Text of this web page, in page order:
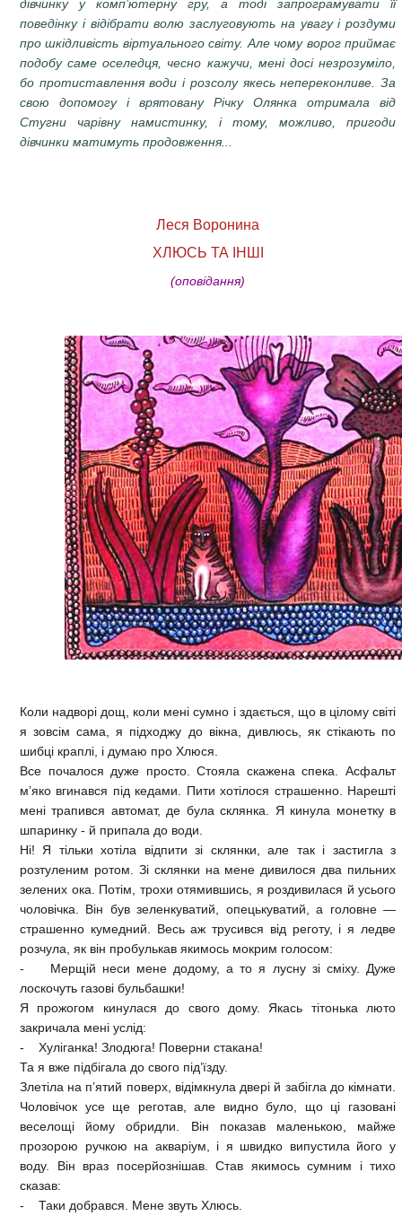
дівчинку у комп’ютерну гру, а тоді запрограмувати її
поведінку і відібрати волю заслуговують на увагу і роздуми
про шкідливість віртуального світу. Але чому ворог приймає
подобу саме оселедця, чесно кажучи, мені досі незрозуміло,
бо протиставлення води і розсолу якесь непереконливе. За
свою допомогу і врятовану Річку Олянка отримала від
Стугни чарівну намистинку, і тому, можливо, пригоди
дівчинки матимуть продовження...
Леся Воронина
ХЛЮСЬ ТА ІНШІ
(оповідання)
Коли надворі дощ, коли мені сумно і здається, що в цілому світі
я зовсім сама, я підходжу до вікна, дивлюсь, як стікають по
шибці краплі, і думаю про Хлюся.
Все почалося дуже просто. Стояла скажена спека. Асфальт
м’яко вгинався під кедами. Пити хотілося страшенно. Нарешті
мені трапився автомат, де була склянка. Я кинула монетку в
шпаринку - й припала до води.
Ні! Я тільки хотіла відпити зі склянки, але так і застигла з
розтуленим ротом. Зі склянки на мене дивилося два пильних
зелених ока. Потім, трохи отямившись, я роздивилася й усього
чоловічка. Він був зеленкуватий, опецькуватий, а головне —
страшенно кумедний. Весь аж трусився від реготу, і я ледве
розчула, як він пробулькав якимось мокрим голосом:
- Мерщій неси мене додому, а то я лусну зі сміху. Дуже
лоскочуть газові бульбашки!
Я прожогом кинулася до свого дому. Якась тітонька люто
закричала мені услід:
- Хуліганка! Злодюга! Поверни стакана!
Та я вже підбігала до свого під’їзду.
Злетіла на п’ятий поверх, відімкнула двері й забігла до кімнати.
Чоловічок усе ще реготав, але видно було, що ці газовані
веселощі йому обридли. Він показав маленькою, майже
прозорою ручкою на акваріум, і я швидко випустила його у
воду. Він враз посерйознішав. Став якимось сумним і тихо
сказав:
- Таки добрався. Мене звуть Хлюсь.